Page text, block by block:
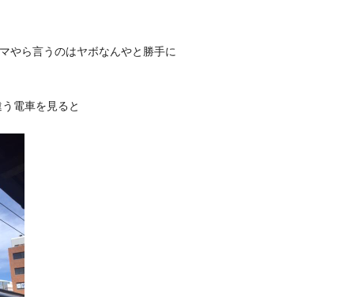
やら言うのはヤボなんやと勝手に
電車を見ると